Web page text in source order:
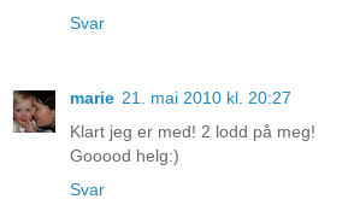
Svar
marie 21. mai 2010 kl. 20:27
Klart jeg er med! 2 lodd på meg!
Gooood helg:)
Svar